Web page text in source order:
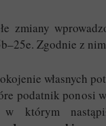
zmiany
Zgodnie z
własnych
podatnik ponosi
którym